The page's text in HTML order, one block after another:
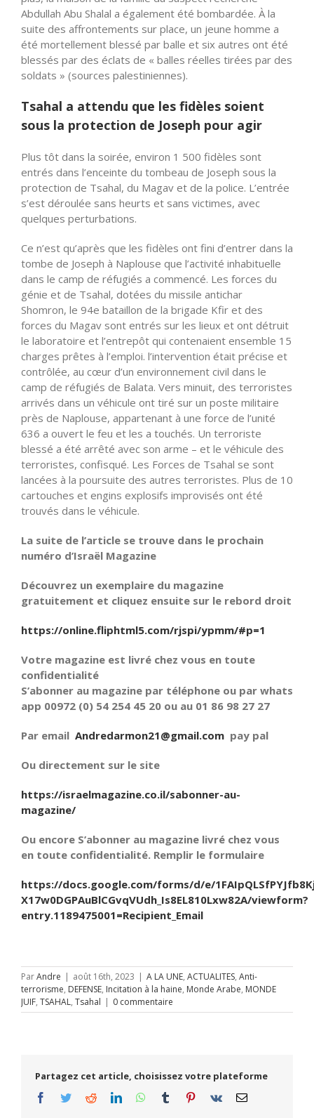
Abdullah Abu Shalal a également été bombardée. À la
suite des affrontements sur place, un jeune homme a
été mortellement blessé par balle et six autres ont été
blessés par des éclats de « balles réelles tirées par des
soldats » (sources palestiniennes).
Tsahal a attendu que les fidèles soient
sous la protection de Joseph pour agir
Plus tôt dans la soirée, environ 1 500 fidèles sont
entrés dans l’enceinte du tombeau de Joseph sous la
protection de Tsahal, du Magav et de la police. L’entrée
s’est déroulée sans heurts et sans victimes, avec
quelques perturbations.
Ce n’est qu’après que les fidèles ont fini d’entrer dans la
tombe de Joseph à Naplouse que l’activité inhabituelle
dans le camp de réfugiés a commencé. Les forces du
génie et de Tsahal, dotées du missile antichar
Shomron, le 94e bataillon de la brigade Kfir et des
forces du Magav sont entrés sur les lieux et ont détruit
le laboratoire et l’entrepôt qui contenaient ensemble 15
charges prêtes à l’emploi. l’intervention était précise et
contrôlée, au cœur d’un environnement civil dans le
camp de réfugiés de Balata. Vers minuit, des terroristes
arrivés dans un véhicule ont tiré sur un poste militaire
près de Naplouse, appartenant à une force de l’unité
636 a ouvert le feu et les a touchés. Un terroriste
blessé a été arrêté avec son arme – et le véhicule des
terroristes, confisqué. Les Forces de Tsahal se sont
lancées à la poursuite des autres terroristes. Plus de 10
cartouches et engins explosifs improvisés ont été
trouvés dans le véhicule.
La suite de l’article se trouve dans le prochain
numéro d’Israël Magazine
Découvrez un exemplaire du magazine
gratuitement et cliquez ensuite sur le rebord droit
https://online.fliphtml5.com/rjspi/ypmm/#p=1
Votre magazine est livré chez vous en toute
confidentialité
S’abonner au magazine par téléphone ou par whats
app 00972 (0) 54 254 45 20 ou au 01 86 98 27 27
Par email Andredarmon21@gmail.com pay pal
Ou directement sur le site
https://israelmagazine.co.il/sabonner-au-
magazine/
Ou encore S’abonner au magazine livré chez vous
en toute confidentialité. Remplir le formulaire
https://docs.google.com/forms/d/e/
X17w0DGPAuBlCGvqVUdh_Is8EL810Lxw82A/viewform?
entry.1189475001=Recipient_Email
ParAndre | août 16th, 2023 | A LA UNE, ACTUALITES, Anti-
terrorisme, DEFENSE, Incitation à la haine, Monde Arabe, MONDE
JUIF, TSAHAL, Tsahal | 0 commentaire
Partagez cet article, choisissez votre plateforme
Facebook
TwitterRedditLinkedInWhatsApp
Tumblr Pinterest
Vk Email